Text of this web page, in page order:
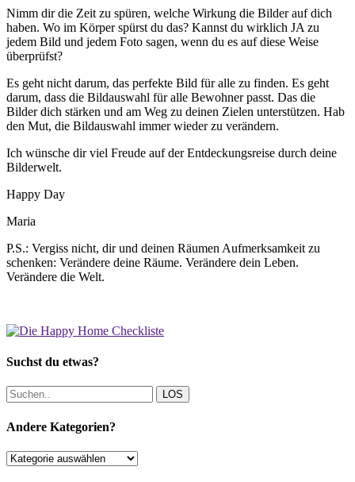
Nimm dir die Zeit zu spüren, welche Wirkung die Bilder auf dich
haben. Wo im Körper spürst du das? Kannst du wirklich JA zu
jedem Bild und jedem Foto sagen, wenn du es auf diese Weise
überprüfst?
Es geht nicht darum, das perfekte Bild für alle zu finden. Es geht
darum, dass die Bildauswahl für alle Bewohner passt. Das die
Bilder dich stärken und am Weg zu deinen Zielen unterstützen. Hab
den Mut, die Bildauswahl immer wieder zu verändern.
Ich wünsche dir viel Freude auf der Entdeckungsreise durch deine
Bilderwelt.
Happy Day
Maria
P.S.: Vergiss nicht, dir und deinen Räumen Aufmerksamkeit zu
schenken: Verändere deine Räume. Verändere dein Leben.
Verändere die Welt.
Suchst du etwas?
LOS
Andere Kategorien?
Andere